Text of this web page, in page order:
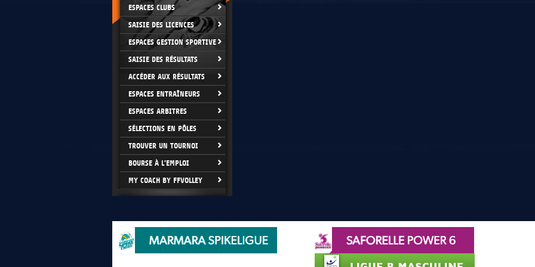
ESPACES CLUBS
SAISIE DES LICENCES
ESPACES GESTION SPORTIVE
SAISIE DES RÉSULTATS
ACCÉDER AUX RÉSULTATS
ESPACES ENTRAÎNEURS
ESPACES ARBITRES
SÉLECTIONS EN PÔLES
TROUVER UN TOURNOI
BOURSE À L'EMPLOI
MY COACH BY FFVOLLEY